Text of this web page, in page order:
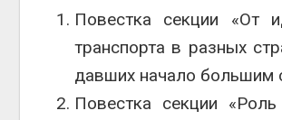
Повестка секции «От
транспорта в разных
давших начало большим
Повестка секции